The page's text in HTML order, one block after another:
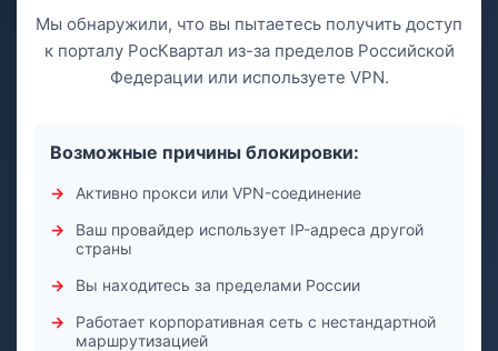
Мы обнаружили, что вы пытаетесь получить доступ
к порталу РосКвартал из-за пределов Российской
Федерации или используете VPN.
Возможные причины блокировки:
Активно прокси или VPN-соединение
Ваш провайдер использует IP-адреса другой
страны
Вы находитесь за пределами России
Работает корпоративная сеть с нестандартной
маршрутизацией